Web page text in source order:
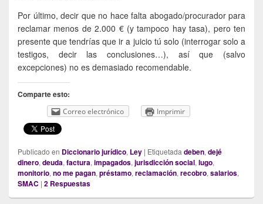
Por último, decir que no hace falta abogado/procurador para
reclamar menos de 2.000 € (y tampoco hay tasa), pero ten
presente que tendrías que ir a juicio tú solo (interrogar solo a
testigos, decir las conclusiones…), así que (salvo
excepciones) no es demasiado recomendable.
Comparte esto:
Correo electrónico Imprimir
Publicado en Diccionario jurídico, Ley | Etiquetada deben, dejé
dinero, deuda, factura, impagados, jurisdicción social, lugo,
monitorio, no me pagan, préstamo, reclamación, recobro, salarios,
SMAC | 2 Respuestas